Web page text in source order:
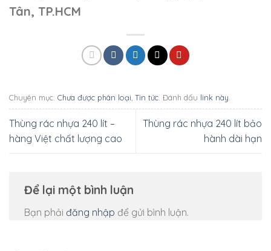
Tân, TP.HCM
Chuyên mục: Chưa được phân loại, Tin tức. Đánh dấu link này.
Thùng rác nhựa 240 lít –
hàng Việt chất lượng cao
Thùng rác nhựa 240 lít bảo
hành dài hạn
Để lại một bình luận
Bạn phải đăng nhập để gửi bình luận.